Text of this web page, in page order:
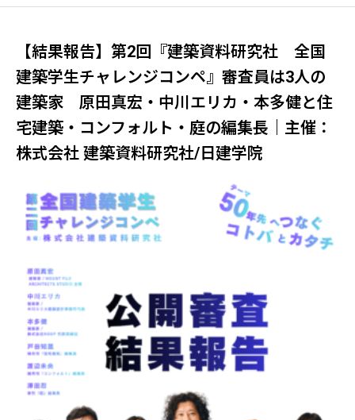
デンプールをオープン！
【結果報告】第2回『建築資料研究社 全国
建築学生チャレンジコンペ』審査員は3人の
建築家 原田真宏・中川エリカ・本多健と住
宅建築・コンフォルト・庭の編集長｜主催：
株式会社 建築資料研究社/日建学院